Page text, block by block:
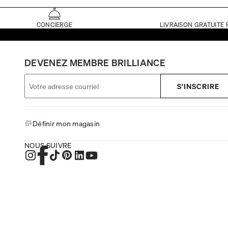
CONCIERGE LIVRAISON GRATUITE
DEVENEZ MEMBRE BRILLIANCE
S'INSCRIRE
Définir mon magasin
NOUS SUIVRE